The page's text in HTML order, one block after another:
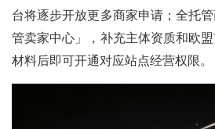
台将逐步开放更多商家申请；全托
管卖家中心」，补充主体资质和欧
材料后即可开通对应站点经营权限。